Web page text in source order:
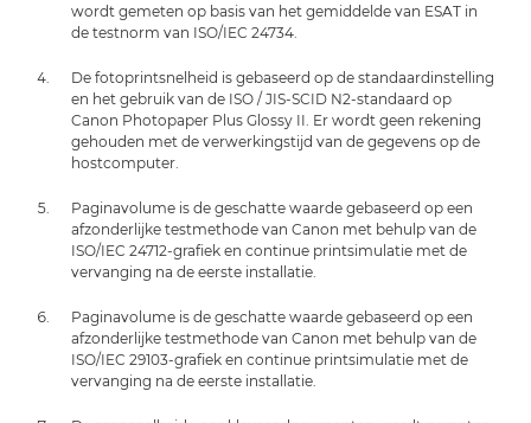
wordt gemeten op basis van het gemiddelde van ESAT in
de testnorm van ISO/IEC 24734.
De fotoprintsnelheid is gebaseerd op de standaardinstelling
en het gebruik van de ISO / JIS-SCID N2-standaard op
Canon Photopaper Plus Glossy II. Er wordt geen rekening
gehouden met de verwerkingstijd van de gegevens op de
hostcomputer.
Paginavolume is de geschatte waarde gebaseerd op een
afzonderlijke testmethode van Canon met behulp van de
ISO/IEC 24712-grafiek en continue printsimulatie met de
vervanging na de eerste installatie.
Paginavolume is de geschatte waarde gebaseerd op een
afzonderlijke testmethode van Canon met behulp van de
ISO/IEC 29103-grafiek en continue printsimulatie met de
vervanging na de eerste installatie.